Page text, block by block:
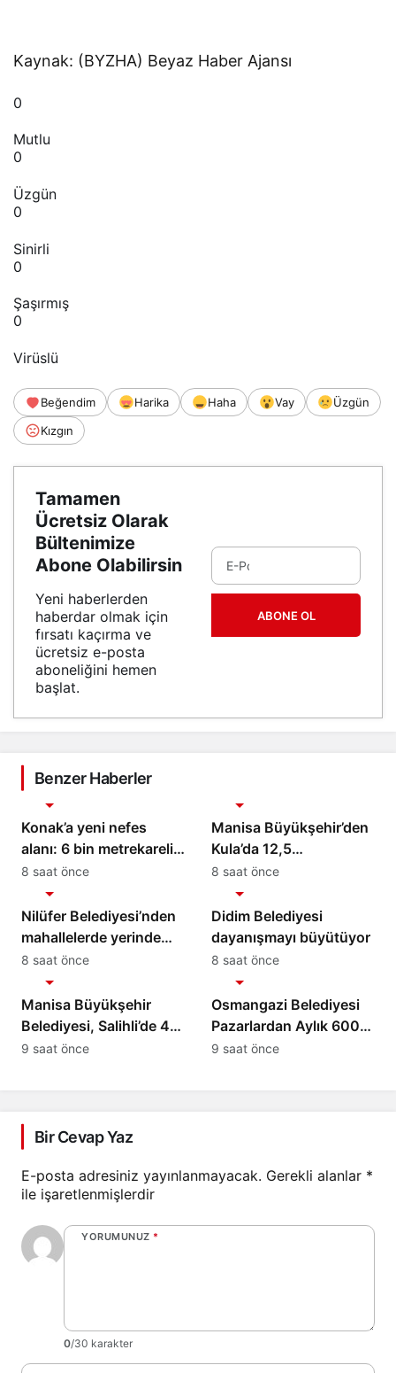
Kaynak: (BYZHA) Beyaz Haber Ajansı
0
Mutlu
0
Üzgün
0
Sinirli
0
Şaşırmış
0
Virüslü
Beğendim Harika Haha Vay
Üzgün
Kızgın
Tamamen
Ücretsiz Olarak
Bültenimize
Abone Olabilirsin
Yeni haberlerden
haberdar olmak için
fırsatı kaçırma ve
ücretsiz e-posta
aboneliğini hemen
başlat.
ABONE OL
Benzer Haberler
Konak’a yeni nefes
alanı: 6 bin metrekarelik
park hizmete açılıyor
8 saat önce
Manisa Büyükşehir’den
Kula’da 12,5
Kilometrelik Yol Hamlesi
8 saat önce
Nilüfer Belediyesi’nden
mahallelerde yerinde
inceleme
Gündem
8 saat önce
Didim Belediyesi
dayanışmayı büyütüyor
Gündem
8 saat önce
Manisa Büyükşehir
Belediyesi, Salihli’de 4
Caddeyi Sıcak Asfaltla
Gündem
9 saat önce
Osmangazi Belediyesi
Pazarlardan Aylık 600
Ton Atık Topluyor
Gündem
9 saat önce
Bir Cevap Yaz
E-posta adresiniz yayınlanmayacak. Gerekli alanlar *
ile işaretlenmişlerdir
YORUMUNUZ *
0/30 karakter